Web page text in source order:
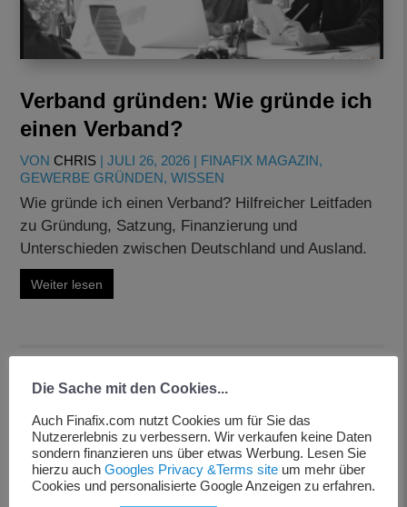
Verband gründen: Wie gründe ich
einen Verband?
VONCHRIS |JULI 26, 2026 | FINAFIX MAGAZIN,
GEWERBE GRÜNDEN,WISSEN
Wie gründe ich einen Verband? Hilfreicher Leitfaden
zu Gründung, Satzung, Finanzierung und
Unterschieden zwischen Deutschland und Ausland.
Weiter lesen
Die Sache mit den Cookies...
Auch Finafix.com nutzt Cookies um für Sie das
Nutzererlebnis zu verbessern. Wir verkaufen keine Daten
sondern finanzieren uns über etwas Werbung. Lesen Sie
hierzu auch Googles Privacy &Terms site um mehr über
Cookies und personalisierte Google Anzeigen zu erfahren.